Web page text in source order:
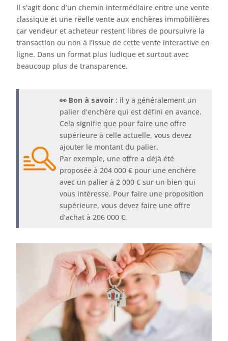
Il s’agit donc d’un chemin intermédiaire entre une vente
classique et une réelle vente aux enchères immobilières
car vendeur et acheteur restent libres de poursuivre la
transaction ou non à l’issue de cette vente interactive en
ligne. Dans un format plus ludique et surtout avec
beaucoup plus de transparence.
👀 Bon à savoir : il y a généralement un
palier d’enchère qui est défini en avance.
Cela signifie que pour faire une offre
supérieure à celle actuelle, vous devez
ajouter le montant du palier.
Par exemple, une offre a déjà été
proposée à 204 000 € pour une enchère
avec un palier à 2 000 € sur un bien qui
vous intéresse. Pour faire une proposition
supérieure, vous devez faire une offre
d’achat à 206 000 €.